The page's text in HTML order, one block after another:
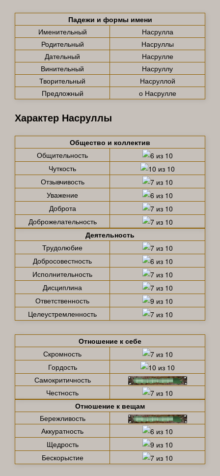
Падежи и формы имени
Именительный
Насрулла
Родительный
Насруллы
Дательный
Насрулле
Винительный
Насруллу
Творительный
Насруллой
Предложный
о Насрулле
Характер Насруллы
Общество и коллектив
Общительность
Чуткость
Отзывчивость
Уважение
Доброта
Доброжелательность
Деятельность
Трудолюбие
Добросовестность
Исполнительность
Дисциплина
Ответственность
Целеустремленность
Отношение к себе
Скромность
Гордость
Самокритичность
Честность
Отношение к вещам
Бережливость
Аккуратность
Щедрость
Бескорыстие